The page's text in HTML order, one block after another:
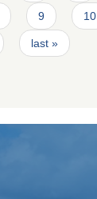
9 10
last »